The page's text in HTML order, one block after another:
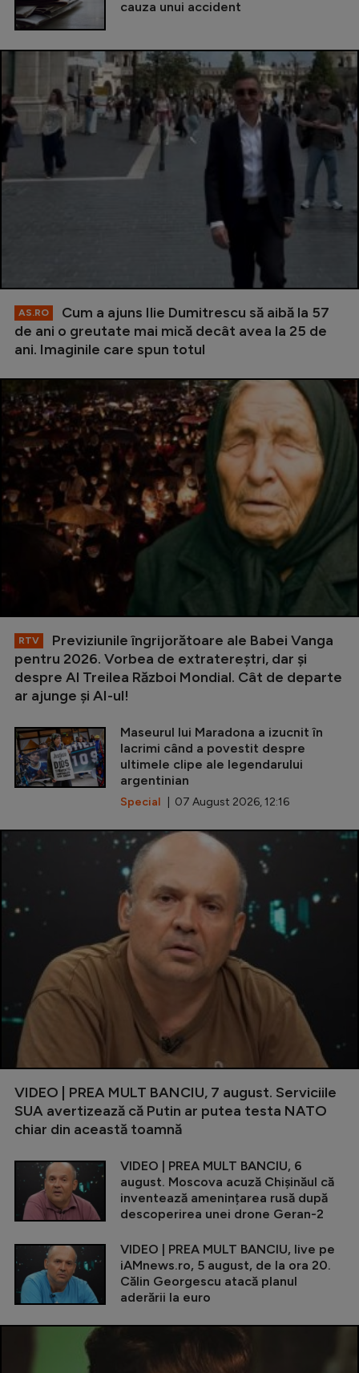
cauza unui accident
AS.RO
Cum a ajuns Ilie Dumitrescu să aibă la 57
de ani o greutate mai mică decât avea la 25 de
ani. Imaginile care spun totul
RTV
Previziunile îngrijorătoare ale Babei Vanga
pentru 2026. Vorbea de extratereștri, dar și
despre Al Treilea Război Mondial. Cât de departe
ar ajunge și AI-ul!
Maseurul lui Maradona a izucnit în
lacrimi când a povestit despre
ultimele clipe ale legendarului
argentinian
Special | 07 August 2026, 12:16
VIDEO | PREA MULT BANCIU, 7 august. Serviciile
SUA avertizează că Putin ar putea testa NATO
chiar din această toamnă
VIDEO | PREA MULT BANCIU, 6
august. Moscova acuză Chișinăul că
inventează amenințarea rusă după
descoperirea unei drone Geran-2
VIDEO | PREA MULT BANCIU, live pe
iAMnews.ro, 5 august, de la ora 20.
Călin Georgescu atacă planul
aderării la euro